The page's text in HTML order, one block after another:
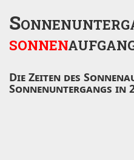
sonnen
Die Zeiten des
Sonnenuntergangs in